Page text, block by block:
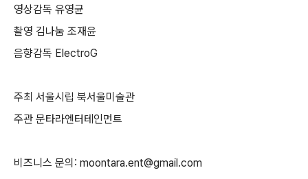
영상감독 유영균
촬영 김나눔 조재윤
음향감독 ElectroG
주최 서울시립 북서울미술관
주관 문타라엔터테인먼트
비즈니스 문의: moontara.ent@gmail.com